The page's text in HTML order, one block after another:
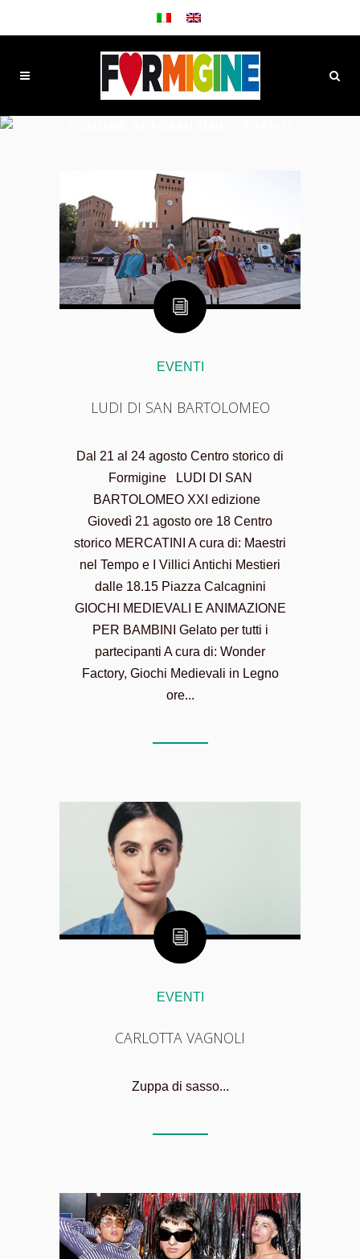
EVENTI
LUDI DI SAN BARTOLOMEO
Dal 21 al 24 agosto Centro storico di
Formigine LUDI DI SAN
BARTOLOMEO XXI edizione
Giovedì 21 agosto ore 18 Centro
storico MERCATINI A cura di: Maestri
nel Tempo e I Villici Antichi Mestieri
dalle 18.15 Piazza Calcagnini
GIOCHI MEDIEVALI E ANIMAZIONE
PER BAMBINI Gelato per tutti i
partecipanti A cura di: Wonder
Factory, Giochi Medievali in Legno
ore...
EVENTI
CARLOTTA VAGNOLI
Zuppa di sasso...